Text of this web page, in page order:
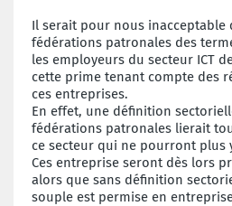
Il serait pour nous inacceptable
fédérations patronales des
les employeurs du secteur ICT
cette prime tenant compte des
ces entreprises.
En effet, une définition
fédérations patronales lierait
ce secteur qui ne pourront plus
Ces entreprise seront dès lors
alors que sans définition
souple est permise en